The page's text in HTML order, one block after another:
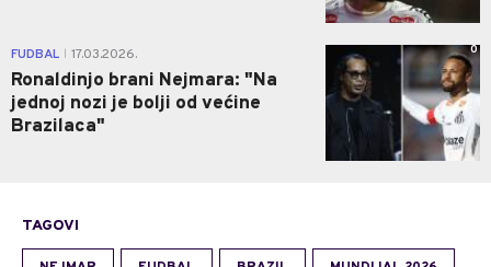
FUDBAL 17.03.2026.
Ronaldinjo brani Nejmara: "Na
jednoj nozi je bolji od većine
Brazilaca"
0
TAGOVI